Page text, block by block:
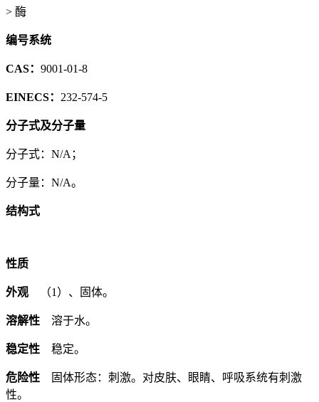
> 酶
编号系统
CAS： 9001-01-8
EINECS： 232-574-5
分子式及分子量
分子式：N/A；
分子量：N/A。
结构式
性质
外观 （1）、固体。
溶解性 溶于水。
稳定性 稳定。
危险性
固体形态：刺激。对皮肤、眼睛、呼吸系统有刺激
性。